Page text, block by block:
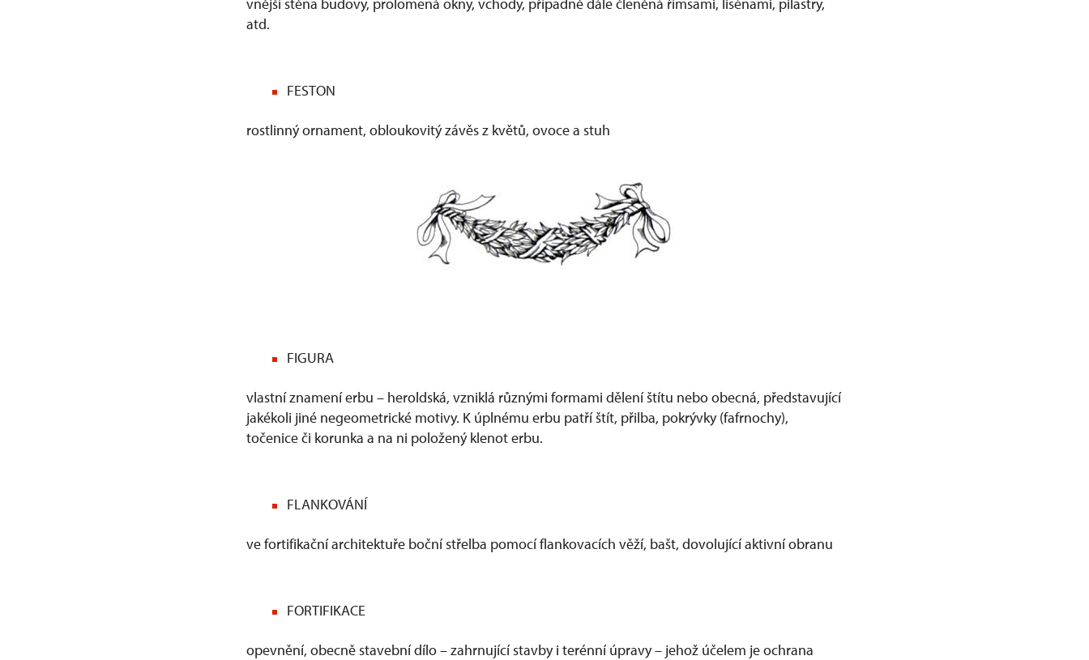
atd.
FESTON
rostlinný ornament, obloukovitý závěs z květů, ovoce a stuh
FIGURA
vlastní znamení erbu – heroldská, vzniklá různými formami dělení štítu nebo obecná, představující
jakékoli jiné negeometrické motivy. K úplnému erbu patří štít, přilba, pokrývky (fafrnochy),
točenice či korunka a na ni položený klenot erbu.
FLANKOVÁNÍ
ve fortifikační architektuře boční střelba pomocí flankovacích věží, bašt, dovolující aktivní obranu
FORTIFIKACE
opevnění, obecně stavební dílo – zahrnující stavby i terénní úpravy – jehož účelem je ochrana